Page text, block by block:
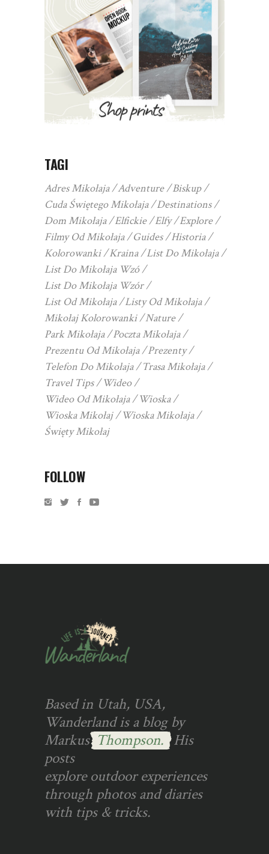
TAGI
Adres Mikołaja Adventure
Biskup
Cuda Świętego Mikołaja
Destinations
Dom Mikołaja
Elfickie Elfy
Explore
Filmy Od Mikołaja
Guides
Historia
Kolorowanki
Kraina
List Do Mikołaja
List Do Mikołaja Wzó
List Do Mikołaja Wzór
List Od Mikołaja
Listy Od Mikołaja
Mikołaj Kolorowanki
Nature
Park Mikołaja
Poczta Mikołaja
Prezentu Od Mikołaja
Prezenty
Telefon Do Mikołaja
Trasa Mikołaja
Travel Tips
Wideo
Wideo Od Mikołaja
Wioska
Wioska Mikołaj
Wioska Mikołaja
Święty Mikołaj
FOLLOW
Based in Utah, USA,
Wanderland is a blog by
Markus Thompson. His
posts
explore outdoor experiences
through photos and diaries
with tips & tricks.